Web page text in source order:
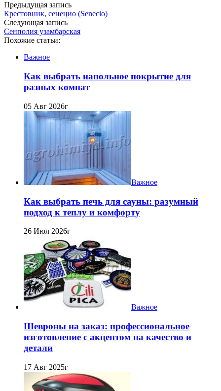
Предыдущая запись
Крестовник, сенецио (Senecio)
Следующая запись
Сенполия узамбарская
Похожие статьи:
Важное
Как выбрать напольное покрытие для
разных комнат
05 Авг 2026г
Важное
Как выбрать печь для сауны: разумный
подход к теплу и комфорту
26 Июл 2026г
Важное
Шевроны на заказ: профессиональное
изготовление с акцентом на качество и
детали
17 Авг 2025г